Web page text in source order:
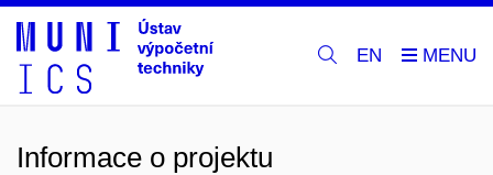
EN
Informace o projektu